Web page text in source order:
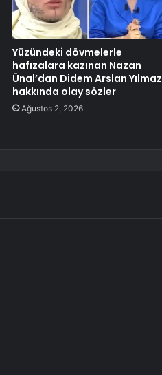
Yüzündeki dövmelerle
hafızalara kazınan Nazan
Ünal’dan Didem Arslan Yılmaz
hakkında olay sözler
Ağustos 2, 2026